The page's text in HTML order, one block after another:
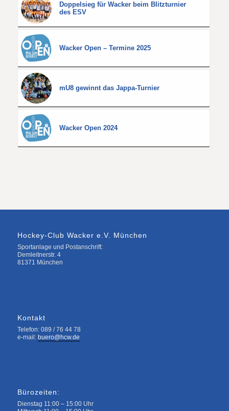
Doppelsieg für Wacker beim Blitzturnier
des ESV
Wacker Open – Termine 2025
mU8 gewinnt das Jappa-Turnier
Wacker Open 2024
Hockey-Club Wacker e.V. München
Sportanlage und Postanschrift:
Demleitnerstr. 4
81371 München
Kontakt
Telefon: 089 / 76 44 78
e-mail: buero@hcw.de
Bürozeiten:
Dienstag 11:00 – 15:00 Uhr